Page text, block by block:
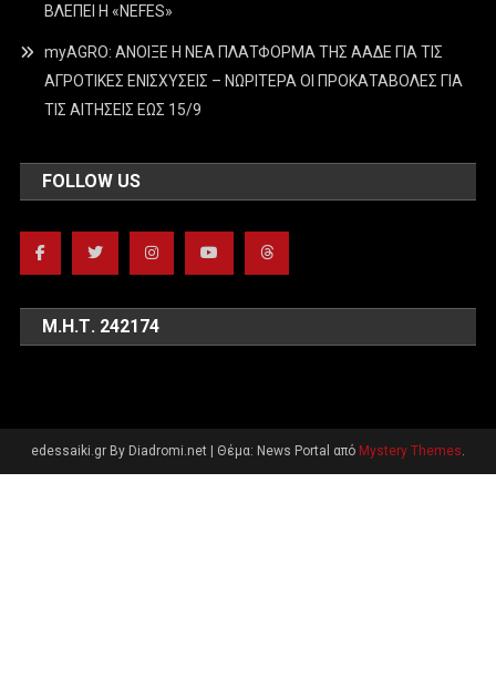
ΒΛΕΠΕΙ Η «NEFES»
myAGRO: ΑΝΟΙΞΕ Η ΝΕΑ ΠΛΑΤΦΟΡΜΑ ΤΗΣ ΑΑΔΕ ΓΙΑ ΤΙΣ
ΑΓΡΟΤΙΚΕΣ ΕΝΙΣΧΥΣΕΙΣ – ΝΩΡΙΤΕΡΑ ΟΙ ΠΡΟΚΑΤΑΒΟΛΕΣ ΓΙΑ
ΤΙΣ ΑΙΤΗΣΕΙΣ ΕΩΣ 15/9
FOLLOW US
Μ.Η.Τ. 242174
edessaiki.gr By Diadromi.net Θέμα: News Portal από Mystery Themes.